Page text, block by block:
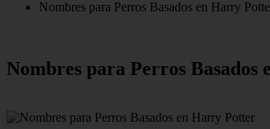
Nombres para Perros Basados en Harry
Nombres para Perros